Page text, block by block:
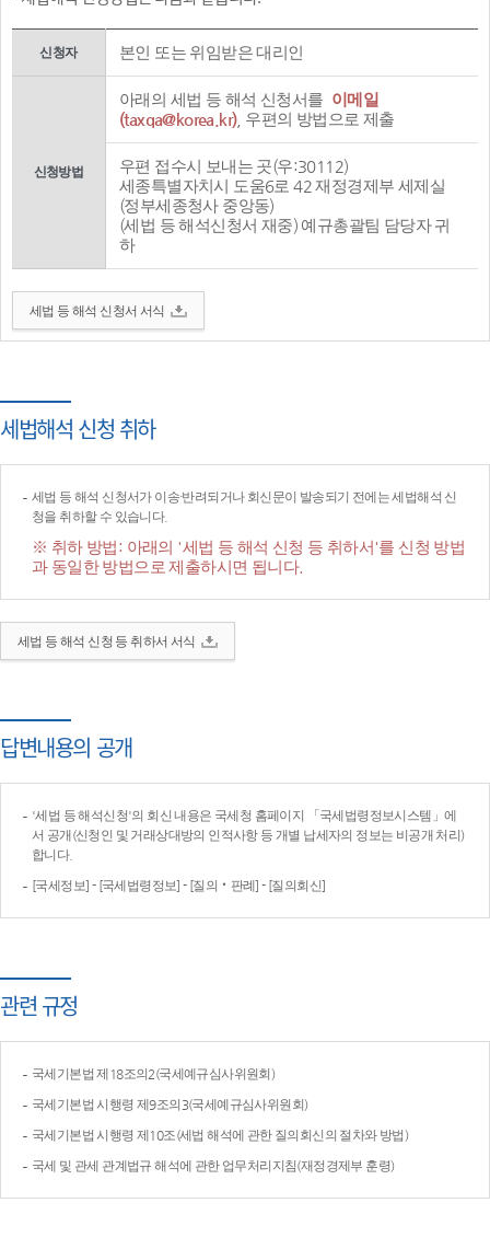
신청자 본인 또는 위임받은 대리인
신청방법
아래의 세법 등 해석 신청서를 이메일
(taxqa@korea.kr), 우편의 방법으로 제출
우편 접수시 보내는 곳(우:30112)
세종특별자치시 도움6로 42 재정경제부 세제실
(정부세종청사 중앙동)
(세법 등 해석신청서 재중) 예규총괄팀 담당자 귀
하
세법 등 해석 신청서 서식
세법해석 신청 취하
세법 등 해석 신청서가 이송·반려되거나 회신문이 발송되기 전에는 세법해석 신
청을 취하할 수 있습니다.
※ 취하 방법: 아래의 '세법 등 해석 신청 등 취하서'를 신청 방법
과 동일한 방법으로 제출하시면 됩니다.
세법 등 해석 신청 등 취하서 서식
답변내용의 공개
'세법 등 해석신청'의 회신 내용은 국세청 홈페이지 「국세법령정보시스템」에
서 공개(신청인 및 거래상대방의 인적사항 등 개별 납세자의 정보는 비공개 처리)
합니다.
[국세정보] - [국세법령정보] - [질의‧판례] - [질의회신]
관련 규정
국세기본법 제18조의2(국세예규심사위원회)
국세기본법 시행령 제9조의3(국세예규심사위원회)
국세기본법 시행령 제10조(세법 해석에 관한 질의회신의 절차와 방법)
국세 및 관세 관계법규 해석에 관한 업무처리지침(재정경제부 훈령)